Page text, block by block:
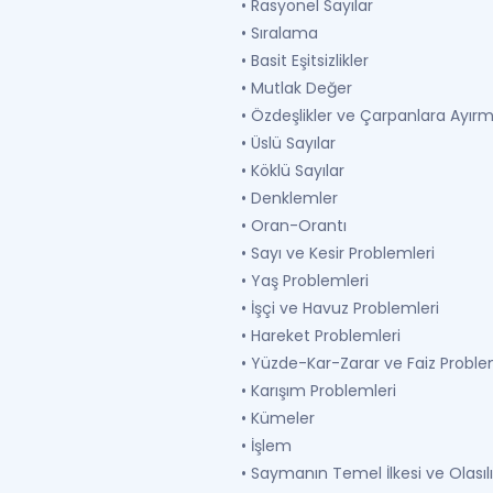
• Rasyonel Sayılar
• Sıralama
• Basit Eşitsizlikler
• Mutlak Değer
• Özdeşlikler ve Çarpanlara
• Üslü Sayılar
• Köklü Sayılar
• Denklemler
• Oran-Orantı
• Sayı ve Kesir Problemleri
• Yaş Problemleri
• İşçi ve Havuz Problemleri
• Hareket Problemleri
• Yüzde-Kar-Zarar ve Faiz
• Karışım Problemleri
• Kümeler
• İşlem
• Saymanın Temel İlkesi ve